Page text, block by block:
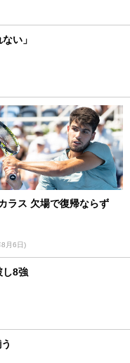
い」
ラス 欠場で復帰ならず
月6日)
し8強